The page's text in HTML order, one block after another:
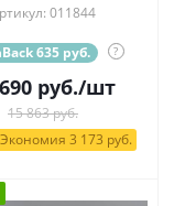
011844
635 руб. ?
руб./шт
15 863 руб.
Экономия 3 173 руб.